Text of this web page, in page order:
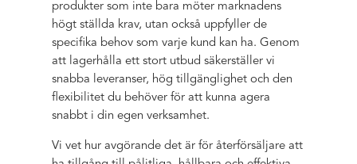
produkter som inte bara möter marknadens
högt ställda krav, utan också uppfyller de
specifika behov som varje kund kan ha. Genom
att lagerhålla ett stort utbud säkerställer vi
snabba leveranser, hög tillgänglighet och den
flexibilitet du behöver för att kunna agera
snabbt i din egen verksamhet.
Vi vet hur avgörande det är för återförsäljare att